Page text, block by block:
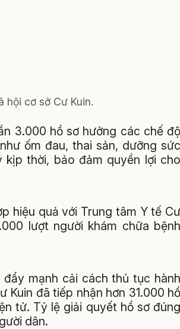
hội cơ sở Cư Kuin.
3.000 hồ sơ hưởng các chế độ
ốm đau, thai sản, dưỡng sức
thời, bảo đảm quyền lợi cho
hiệu quả với Trung tâm Y tế Cư
lượt người khám chữa bệnh
mạnh cải cách thủ tục hành
Kuin đã tiếp nhận hơn 31.000 hồ
tử. Tỷ lệ giải quyết hồ sơ đúng
dân.